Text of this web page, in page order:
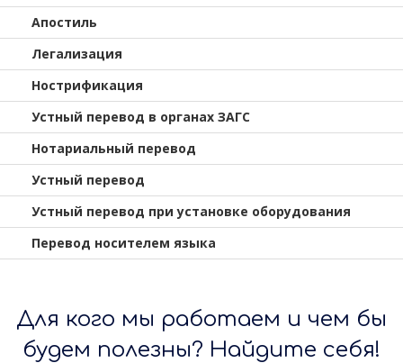
Апостиль
Легализация
Нострификация
Устный перевод в органах ЗАГС
Нотариальный перевод
Устный перевод
Устный перевод при установке оборудования
Перевод носителем языка
Для кого мы работаем и чем бы
будем полезны? Найдите себя!